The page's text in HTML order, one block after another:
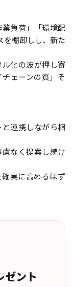
負荷」「環境配
を棚卸しし、新た
化の波が押し寄
ェーンの質」そ
連携しながら梱
なく提案し続け
実に高めるはず
ゼント